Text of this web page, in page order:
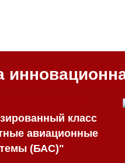
класс
авиационные
(БАС)"